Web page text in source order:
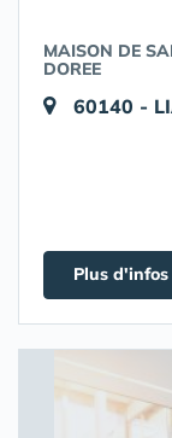
MAISON DE
DOREE
60140 -
Plus d'infos